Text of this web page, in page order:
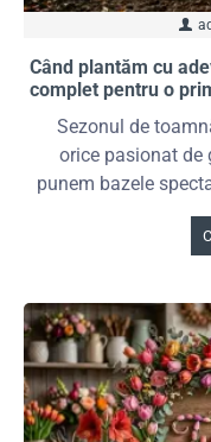
Când plantăm cu
complet pentru o
Sezonul de
orice pasionat de
punem bazele